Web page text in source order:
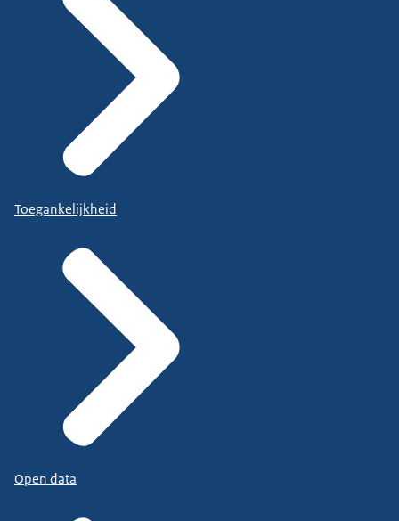
Toegankelijkheid
Open data